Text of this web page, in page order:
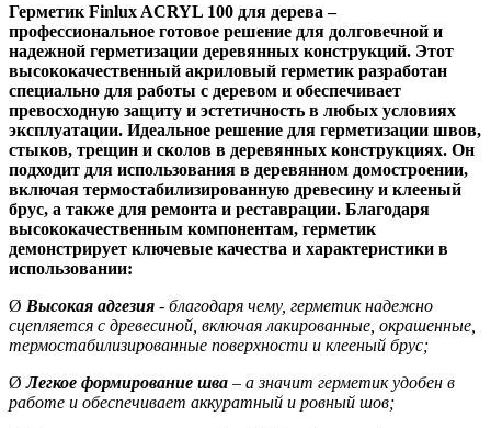
Герметик Finlux ACRYL 100 для дерева –
профессиональное готовое решение для долговечной и
надежной герметизации деревянных конструкций. Этот
высококачественный акриловый герметик разработан
специально для работы с деревом и обеспечивает
превосходную защиту и эстетичность в любых условиях
эксплуатации. Идеальное решение для герметизации швов,
стыков, трещин и сколов в деревянных конструкциях. Он
подходит для использования в деревянном домостроении,
включая термостабилизированную древесину и клееный
брус, а также для ремонта и реставрации. Благодаря
высококачественным компонентам, герметик
демонстрирует ключевые качества и характеристики в
использовании:
Ø Высокая адгезия - благодаря чему, герметик надежно
сцепляется с древесиной, включая лакированные, окрашенные,
термостабилизированные поверхности и клееный брус;
ØЛегкое формирование шва – а значит герметик удобен в
работе и обеспечивает аккуратный и ровный шов;